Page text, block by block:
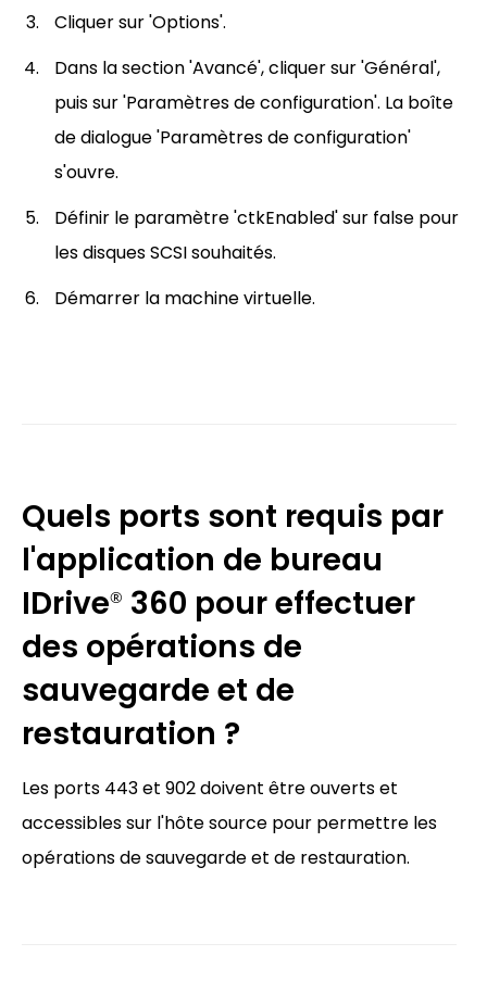
Cliquer sur 'Options'.
Dans la section 'Avancé', cliquer sur 'Général',
puis sur 'Paramètres de configuration'. La boîte
de dialogue 'Paramètres de configuration'
s'ouvre.
Définir le paramètre 'ctkEnabled' sur false pour
les disques SCSI souhaités.
Démarrer la machine virtuelle.
Quels ports sont requis par
l'application de bureau
IDrive® 360 pour effectuer
des opérations de
sauvegarde et de
restauration ?
Les ports 443 et 902 doivent être ouverts et
accessibles sur l'hôte source pour permettre les
opérations de sauvegarde et de restauration.